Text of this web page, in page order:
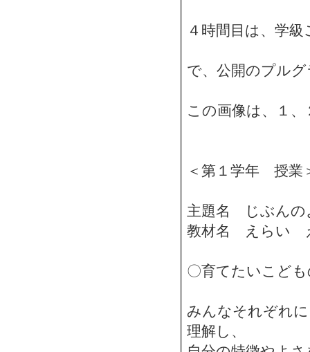
４時間目は、学
で、公開のプル
この画像は、１
＜第１学年 授業
主題名 じぶんの
教材名 えらい
〇育てたいこど
みんなそれぞれ
理解し、